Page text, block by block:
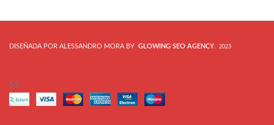
DISEÑADA POR ALESSANDRO MORA BY GLOWING SEO AGENCY. 2023
53